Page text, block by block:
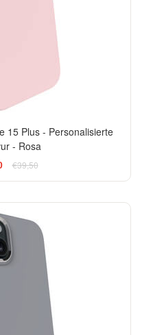
15 Plus - Personalisierte
- Rosa
€39,50